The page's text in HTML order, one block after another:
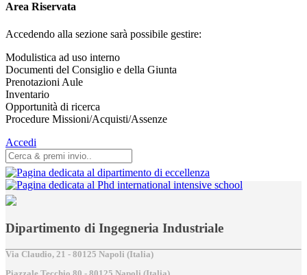
Area Riservata
Accedendo alla sezione sarà possibile gestire:
Modulistica ad uso interno
Documenti del Consiglio e della Giunta
Prenotazioni Aule
Inventario
Opportunità di ricerca
Procedure Missioni/Acquisti/Assenze
Accedi
Dipartimento di Ingegneria Industriale
Via Claudio, 21 - 80125 Napoli (Italia)